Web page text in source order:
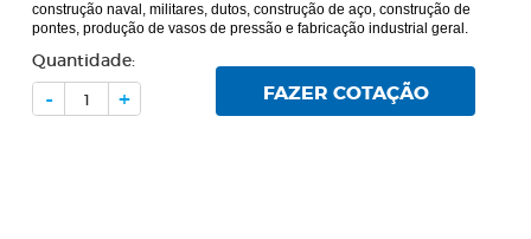
construção naval, militares, dutos, construção de aço, construção de
pontes, produção de vasos de pressão e fabricação industrial geral.
Quantidade:
- + FAZER COTAÇÃO